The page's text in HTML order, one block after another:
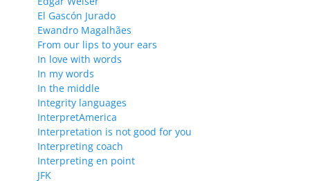
El Gascón Jurado
Ewandro Magalhães
From our lips to your ears
In love with words
In my words
In the middle
Integrity languages
InterpretAmerica
Interpretation is not good for you
Interpreting coach
Interpreting en point
JFK